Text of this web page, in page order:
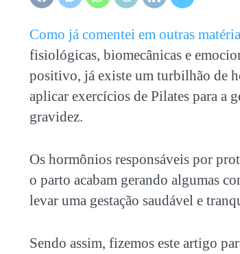
Como já comentei em outras
fisiológicas, biomecânicas e
positivo, já existe um turbilhão de
aplicar exercícios de Pilates para a
gravidez.
Os hormônios responsáveis por
o parto acabam gerando algumas
levar uma gestação saudável e
Sendo assim, fizemos este artigo